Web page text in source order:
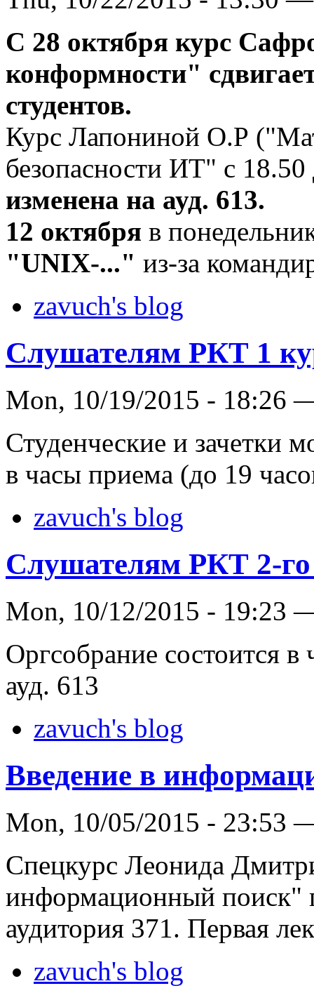
С 28 октября курс
конформности"
студентов.
Курс Лапониной О.Р
безопасности ИТ" с
изменена на ауд. 613.
12 октября в
"UNIX-..." из-за
zavuch's blog
Слушателям РКТ 1
Mon, 10/19/2015 - 18:26
Студенческие и зачетки
в часы приема (до 19
zavuch's blog
Слушателям РКТ 2-го
Mon, 10/12/2015 - 19:23
Оргсобрание состоится в
ауд. 613
zavuch's blog
Введение в
Mon, 10/05/2015 - 23:53
Спецкурс Леонида
информационный поиск"
аудитория 371. Первая
zavuch's blog